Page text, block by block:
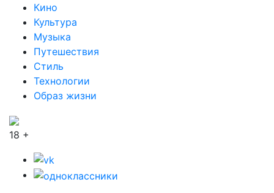
Кино
Культура
Музыка
Путешествия
Стиль
Технологии
Образ жизни
18 +